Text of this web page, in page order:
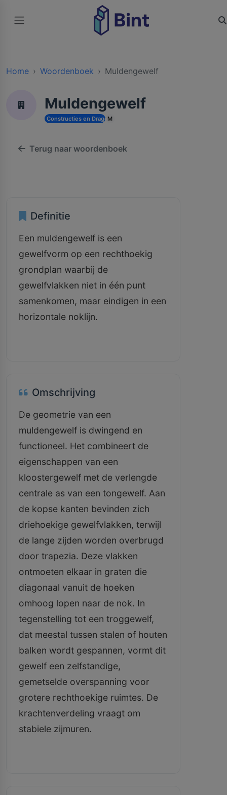
Home Woordenboek Muldengewelf
Muldengewelf
Constructies en Dragende Structuren
M
Terug naar woordenboek
Definitie
Een muldengewelf is een
gewelfvorm op een rechthoekig
grondplan waarbij de
gewelfvlakken niet in één punt
samenkomen, maar eindigen in een
horizontale noklijn.
Omschrijving
De geometrie van een
muldengewelf is dwingend en
functioneel. Het combineert de
eigenschappen van een
kloostergewelf met de verlengde
centrale as van een tongewelf. Aan
de kopse kanten bevinden zich
driehoekige gewelfvlakken, terwijl
de lange zijden worden overbrugd
door trapezia. Deze vlakken
ontmoeten elkaar in graten die
diagonaal vanuit de hoeken
omhoog lopen naar de nok. In
tegenstelling tot een troggewelf,
dat meestal tussen stalen of houten
balken wordt gespannen, vormt dit
gewelf een zelfstandige,
gemetselde overspanning voor
grotere rechthoekige ruimtes. De
krachtenverdeling vraagt om
stabiele zijmuren.